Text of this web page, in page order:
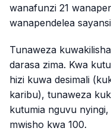
wanafunzi 21
wanapendelea
Tunaweza
darasa zima. Kwa
hizi kuwa desimali
karibu), tunaweza
kutumia nguvu
mwisho kwa 100.